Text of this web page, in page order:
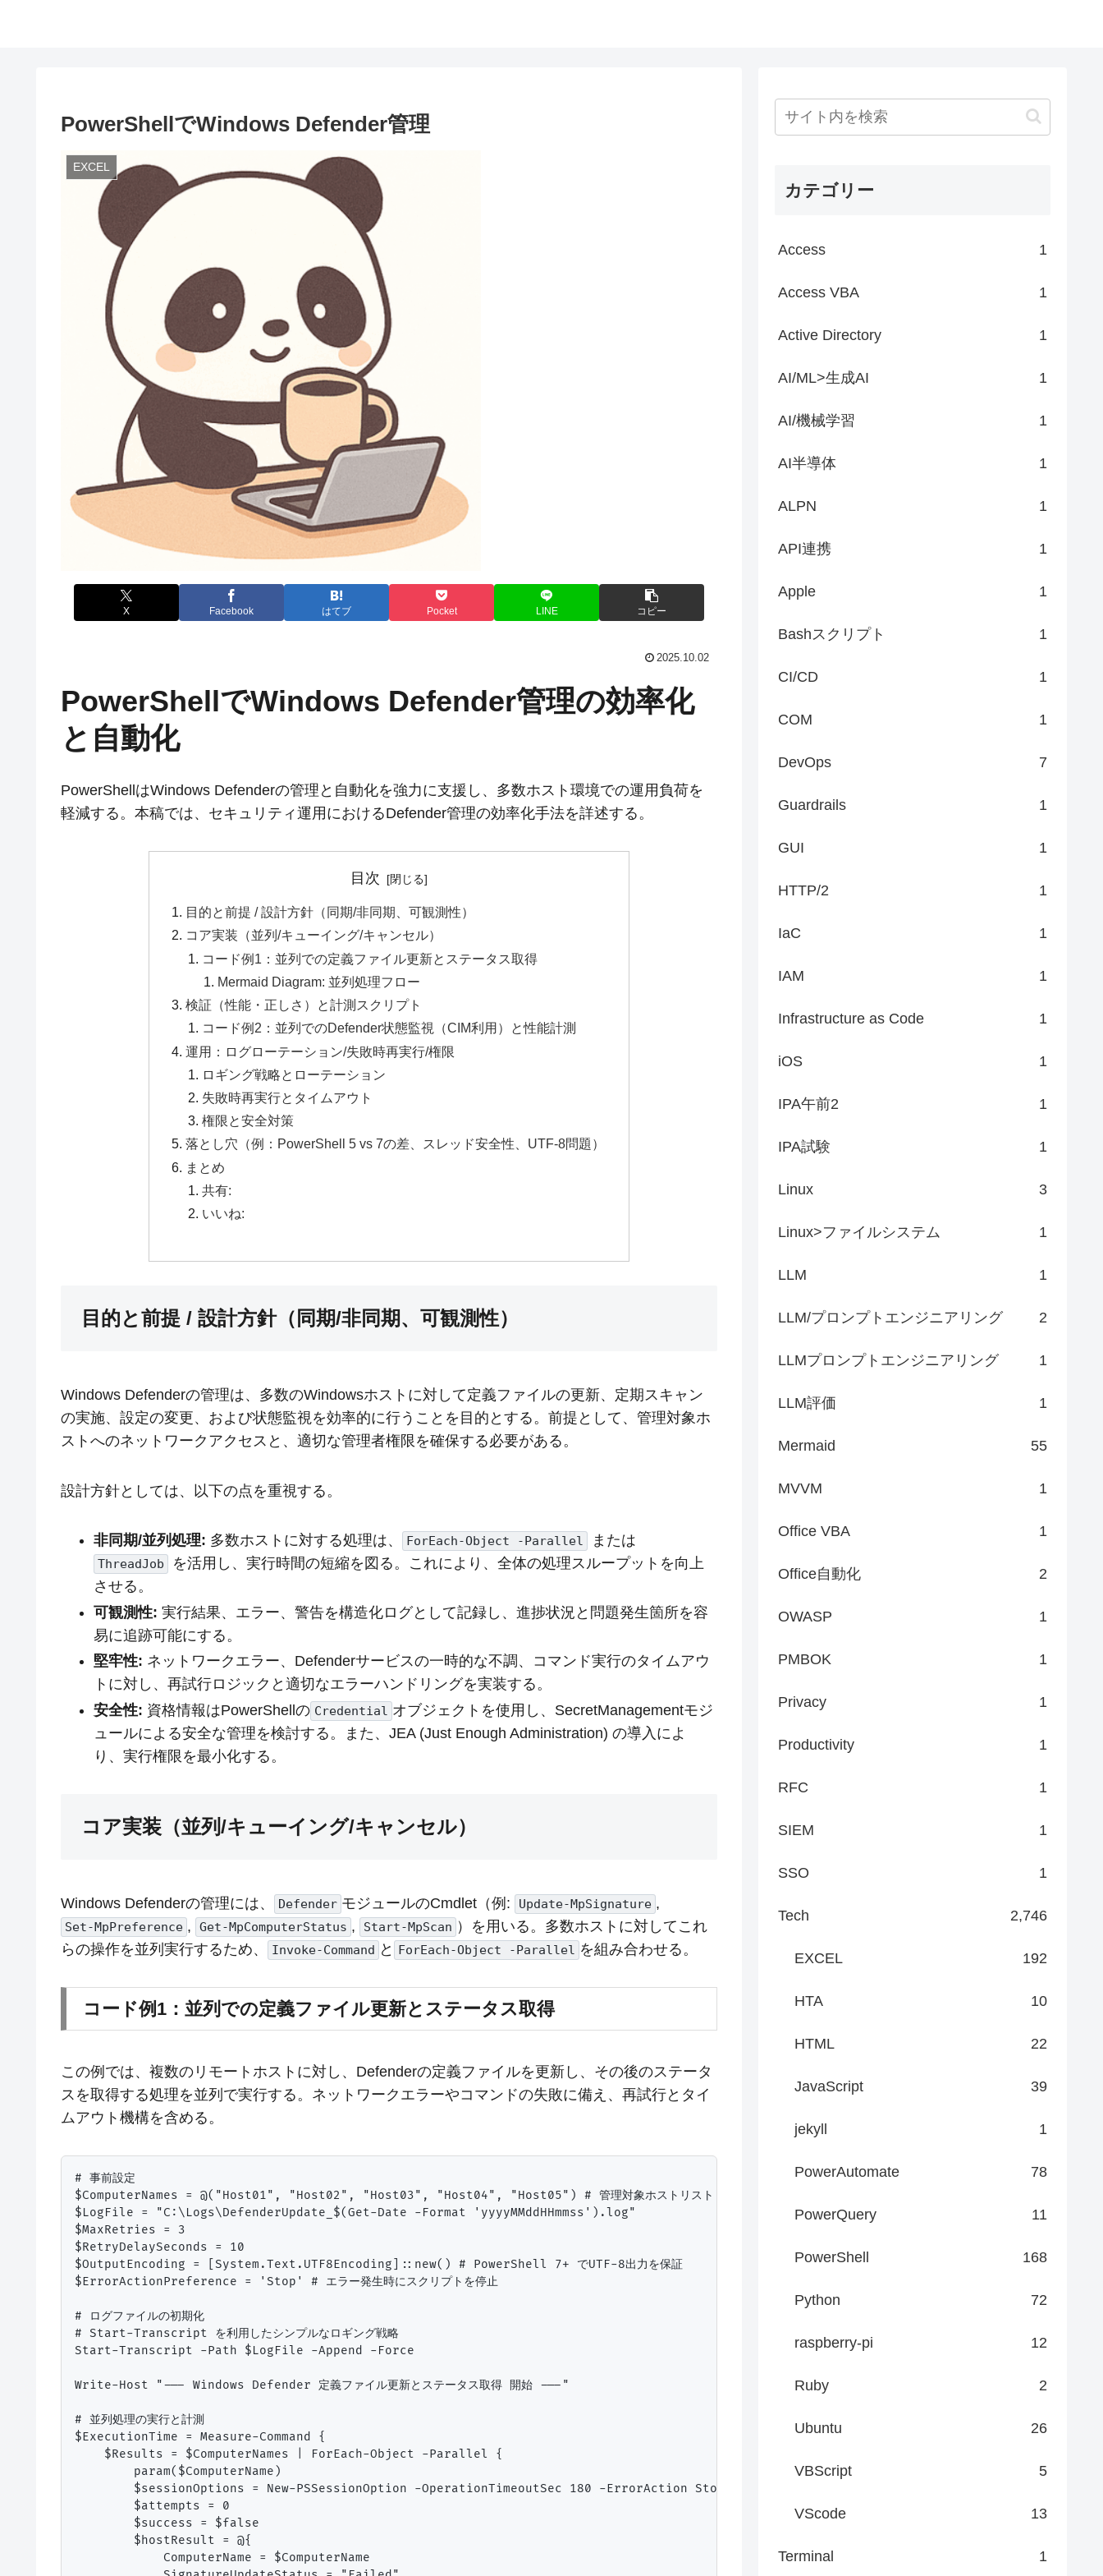
PowerShellでWindows Defender管理
EXCEL
X Facebook はてブ Pocket LINE コピー
2025.10.02
PowerShellでWindows Defender管理の効率化
と自動化
PowerShellはWindows Defenderの管理と自動化を強力に支援し、多数ホスト環境での運用負荷を
軽減する。本稿では、セキュリティ運用におけるDefender管理の効率化手法を詳述する。
目次
目的と前提 / 設計方針（同期/非同期、可観測性）
コア実装（並列/キューイング/キャンセル）
コード例1：並列での定義ファイル更新とステータス取得
Mermaid Diagram: 並列処理フロー
検証（性能・正しさ）と計測スクリプト
コード例2：並列でのDefender状態監視（CIM利用）と性能計測
運用：ログローテーション/失敗時再実行/権限
ロギング戦略とローテーション
失敗時再実行とタイムアウト
権限と安全対策
落とし穴（例：PowerShell 5 vs 7の差、スレッド安全性、UTF-8問題）
まとめ
共有:
いいね:
目的と前提 / 設計方針（同期/非同期、可観測性）
Windows Defenderの管理は、多数のWindowsホストに対して定義ファイルの更新、定期スキャン
の実施、設定の変更、および状態監視を効率的に行うことを目的とする。前提として、管理対象ホ
ストへのネットワークアクセスと、適切な管理者権限を確保する必要がある。
設計方針としては、以下の点を重視する。
非同期/並列処理: 多数ホストに対する処理は、 ForEach-Object -Parallel または
ThreadJob
を活用し、実行時間の短縮を図る。これにより、全体の処理スループットを向上
させる。
可観測性: 実行結果、エラー、警告を構造化ログとして記録し、進捗状況と問題発生箇所を容
易に追跡可能にする。
堅牢性: ネットワークエラー、Defenderサービスの一時的な不調、コマンド実行のタイムアウ
トに対し、再試行ロジックと適切なエラーハンドリングを実装する。
安全性: 資格情報はPowerShellの Credential オブジェクトを使用し、SecretManagementモジ
ュールによる安全な管理を検討する。また、JEA (Just Enough Administration) の導入によ
り、実行権限を最小化する。
コア実装（並列/キューイング/キャンセル）
Windows Defenderの管理には、 Defender モジュールのCmdlet（例: Update-MpSignature ,
Set-MpPreference , Get-MpComputerStatus , Start-MpScan ）を用いる。多数ホストに対してこれ
らの操作を並列実行するため、
Invoke-Command と ForEach-Object -Parallel を組み合わせる。
コード例1：並列での定義ファイル更新とステータス取得
この例では、複数のリモートホストに対し、Defenderの定義ファイルを更新し、その後のステータ
スを取得する処理を並列で実行する。ネットワークエラーやコマンドの失敗に備え、再試行とタイ
ムアウト機構を含める。
# 事前設定
$ComputerNames = @("Host01", "Host02", "Host03", "Host04", "Host05") # 管理対象ホストリスト
$LogFile = "C:\Logs\DefenderUpdate_$(Get-Date -Format 'yyyyMMddHHmmss').log"
$MaxRetries = 3
$RetryDelaySeconds = 10
$OutputEncoding = [System.Text.UTF8Encoding]::new() # PowerShell 7+ でUTF-8出力を保証
$ErrorActionPreference = 'Stop' # エラー発生時にスクリプトを停止
# ログファイルの初期化
# Start-Transcript を利用したシンプルなロギング戦略
Start-Transcript -Path $LogFile -Append -Force
Write-Host "--- Windows Defender 定義ファイル更新とステータス取得 開始 ---"
# 並列処理の実行と計測
$ExecutionTime = Measure-Command {
    $Results = $ComputerNames | ForEach-Object -Parallel {
        param($ComputerName)
        $sessionOptions = New-PSSessionOption -OperationTimeoutSec 180 -ErrorAction Stop # タイムアウトを180秒に設定
        $attempts = 0
        $success = $false
        $hostResult = @{
            ComputerName = $ComputerName
カテゴリー
Access 1
Access VBA 1
Active Directory 1
AI/ML>生成AI 1
AI/機械学習 1
AI半導体 1
ALPN 1
API連携 1
Apple 1
Bashスクリプト 1
CI/CD 1
COM 1
DevOps 7
Guardrails 1
GUI 1
HTTP/2 1
IaC 1
IAM 1
Infrastructure as Code 1
iOS 1
IPA午前2 1
IPA試験 1
Linux 3
Linux>ファイルシステム 1
LLM 1
LLM/プロンプトエンジニアリング 2
LLMプロンプトエンジニアリング 1
LLM評価 1
Mermaid 55
MVVM 1
Office VBA 1
Office自動化 2
OWASP 1
PMBOK 1
Privacy 1
Productivity 1
RFC 1
SIEM 1
SSO 1
Tech 2,746
EXCEL 192
HTA 10
HTML 22
JavaScript 39
jekyll 1
PowerAutomate 78
PowerQuery 11
PowerShell 168
Python 72
raspberry-pi 12
Ruby 2
Ubuntu 26
VBScript 5
VScode 13
Terminal 1